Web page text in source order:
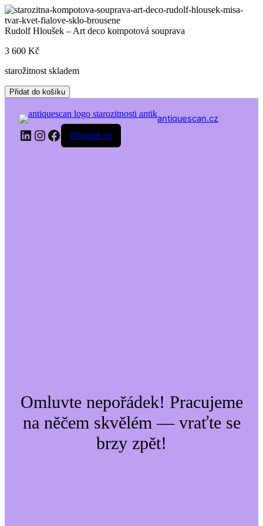
Skip
to
content
Rudolf Hloušek – Art deco kompotová souprava
3 600 Kč
starožitnost skladem
Rudolf
Hloušek
deco
kompotová
Přidat do košíku
antiquescan.cz
LinkedIn
Instagram
Facebook
Přihlásit se
Omluvte nepořádek! Pracujeme
na něčem skvělém — vraťte se
brzy zpět!